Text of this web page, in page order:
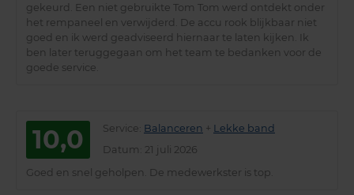
gekeurd. Een niet gebruikte Tom Tom werd ontdekt onder
het rempaneel en verwijderd. De accu rook blijkbaar niet
goed en ik werd geadviseerd hiernaar te laten kijken. Ik
ben later teruggegaan om het team te bedanken voor de
goede service.
10,0 Service Balanceren + Lekke band
Datum
: 21 juli 2026
Goed en snel geholpen. De medewerkster is top.